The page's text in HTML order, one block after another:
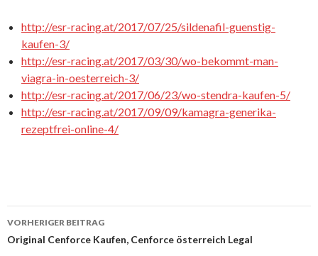
http://esr-racing.at/2017/07/25/sildenafil-guenstig-
kaufen-3/
http://esr-racing.at/2017/03/30/wo-bekommt-man-
viagra-in-oesterreich-3/
http://esr-racing.at/2017/06/23/wo-stendra-kaufen-5/
http://esr-racing.at/2017/09/09/kamagra-generika-
rezeptfrei-online-4/
Beitrags-
VORHERIGER BEITRAG
Original Cenforce Kaufen, Cenforce österreich Legal